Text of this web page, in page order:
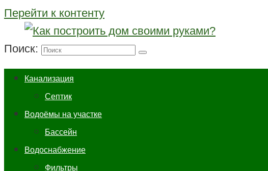
Перейти к контенту
Поиск:
Канализация
Септик
Водоёмы на участке
Бассейн
Водоснабжение
Фильтры